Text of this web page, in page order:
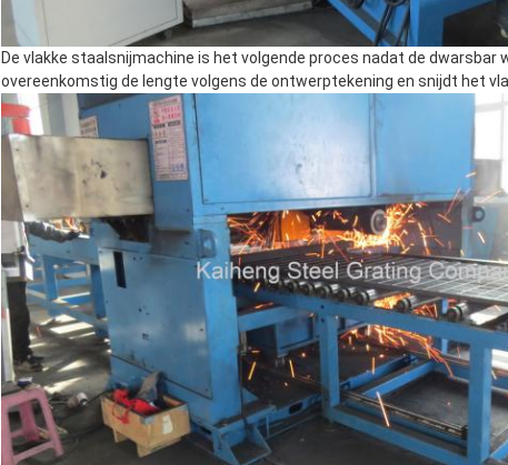
De vlakke staalsnijmachine is het volgende proces nadat de
overeenkomstig de lengte volgens de ontwerptekening en snijdt het